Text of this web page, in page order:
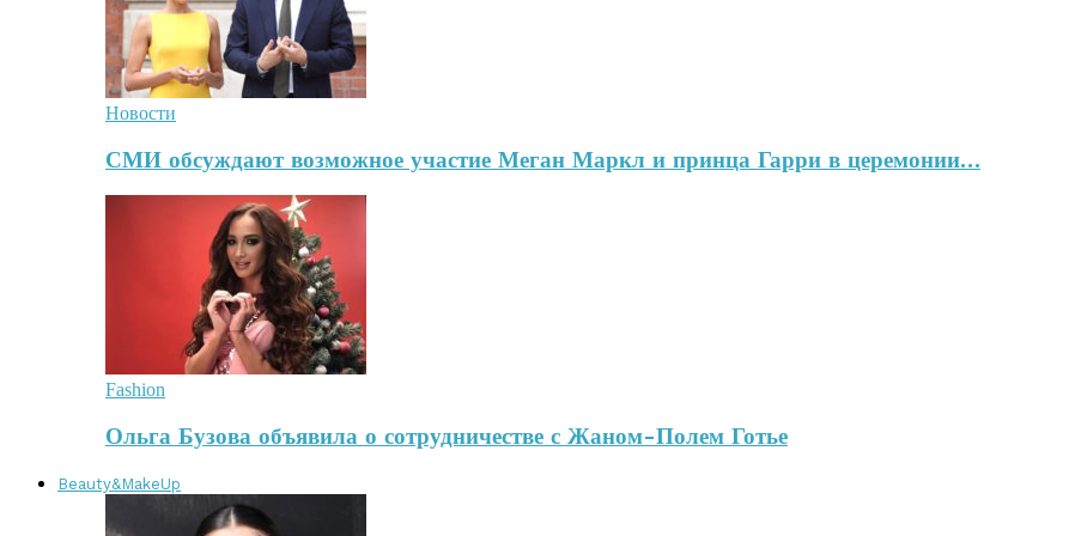
Новости
СМИ обсуждают возможное участие Меган Маркл и принца Гарри в церемонии…
Fashion
Ольга Бузова объявила о сотрудничестве с Жаном-Полем Готье
Beauty&MakeUp